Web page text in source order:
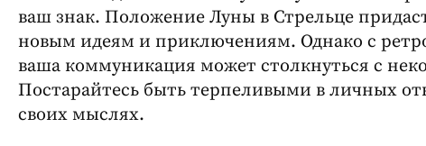
ваш знак. Положение Луны в Стрельце
новым идеям и приключениям. Однако с
ваша коммуникация может столкнуться с
Постарайтесь быть терпеливыми в личных
своих мыслях.